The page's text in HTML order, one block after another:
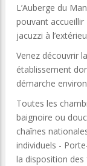
L’Auberge du
pouvant accueillir
jacuzzi à
Venez découvrir
établissement
démarche
Toutes les
baignoire ou
chaînes
individuels -
la disposition des